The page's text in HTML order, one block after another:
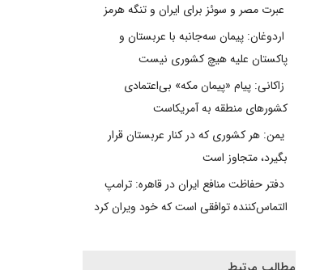
عبرت مصر و سوئز برای ایران و تنگه هرمز
اردوغان: پیمان سه‌جانبه با عربستان و
پاکستان علیه هیچ کشوری نیست
زاکانی: پیام «پیمان مکه» بی‌اعتمادی
کشورهای منطقه به آمریکاست
یمن: هر کشوری که در کنار عربستان قرار
بگیرد، متجاوز است
دفتر حفاظت منافع ایران در قاهره: ترامپ
التماس‌کننده توافقی است که خود ویران کرد